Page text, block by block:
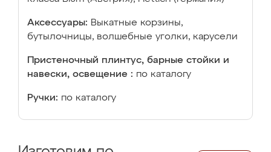
Аксессуары: Выкатные корзины,
бутылочницы, волшебные уголки, карусели
Пристеночный плинтус, барные стойки и
навески, освещение : по каталогу
Ручки: по каталогу